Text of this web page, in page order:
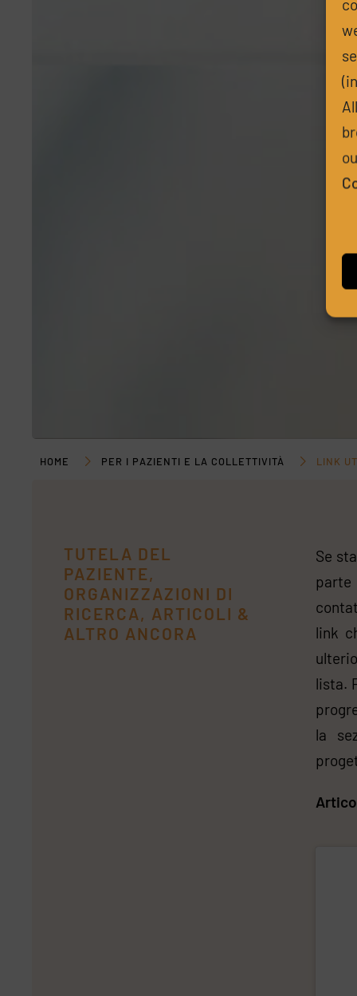
HOME PER I PAZIENTI E LA COLLETTIVITÀ LINK
TUTELA DEL
PAZIENTE,
ORGANIZZAZIONI DI
RICERCA, ARTICOLI &
ALTRO ANCORA
Se
parte
link
lista.
la